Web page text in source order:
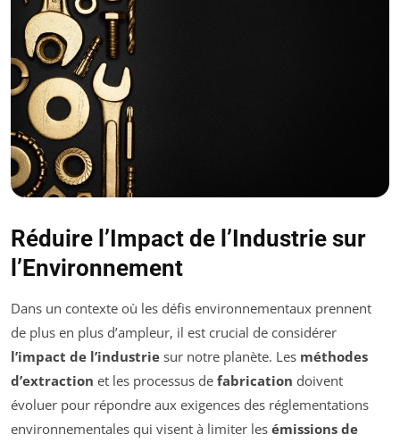
Réduire l’Impact de l’Industrie sur
l’Environnement
Dans un contexte où les défis environnementaux prennent
de plus en plus d’ampleur, il est crucial de considérer
l’impact de l’industrie sur notre planète. Les méthodes
d’extraction et les processus de fabrication doivent
évoluer pour répondre aux exigences des réglementations
environnementales qui visent à limiter les émissions de